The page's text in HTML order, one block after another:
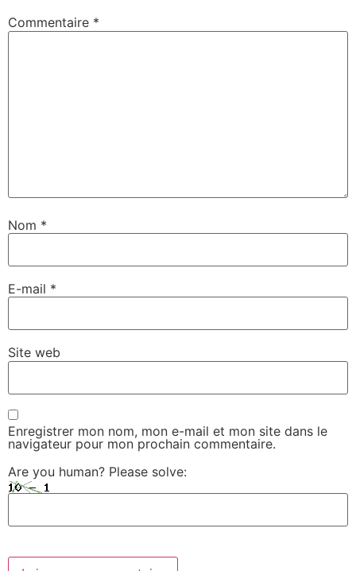
Commentaire *
Nom *
E-mail *
Site web
Enregistrer mon nom, mon e-mail et mon site dans le
navigateur pour mon prochain commentaire.
Are you human? Please solve: